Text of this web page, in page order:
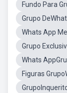
Fundo Para
Grupo
Whats App
Grupo
Whats
Figuras